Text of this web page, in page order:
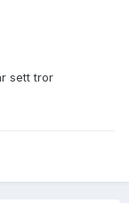
sett tror